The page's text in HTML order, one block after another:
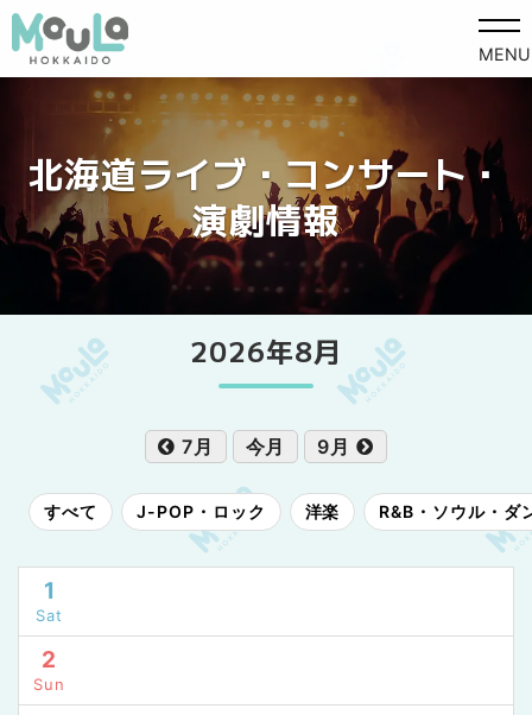
MENU
北海道ライブ・コンサート・
演劇情報
2026年8月
7月 今月 9月
すべて J-POP・ロック 洋楽 R&B・ソウル・ダ
1
Sat
2
Sun